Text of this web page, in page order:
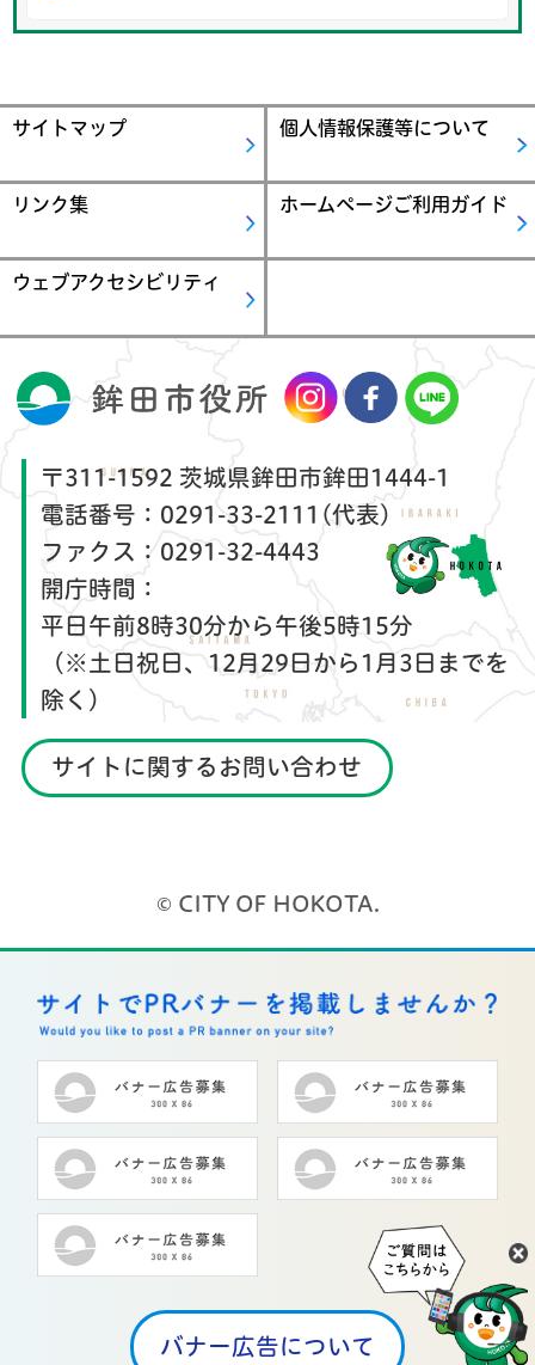
サイトマップ 個人情報保護等について
リンク集 ホームページご利用ガイド
ウェブアクセシビリティ
〒311-1592 茨城県鉾田市鉾田1444-1
電話番号： 0291-33-2111(代表)
ファクス： 0291-32-4443
開庁時間：
平日午前8時30分から午後5時15分
（※土日祝日、12月29日から1月3日までを
除く）
サイトに関するお問い合わせ
© CITY OF HOKOTA.
バナー広告について